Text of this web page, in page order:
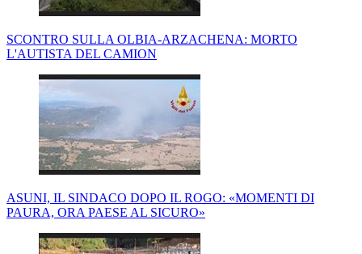
SCONTRO SULLA OLBIA-ARZACHENA: MORTO
L'AUTISTA DEL CAMION
ASUNI, IL SINDACO DOPO IL ROGO: «MOMENTI DI
PAURA, ORA PAESE AL SICURO»